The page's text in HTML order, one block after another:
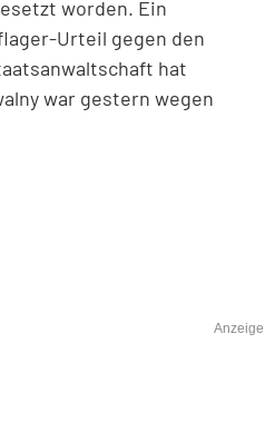
worden. Ein
Urteil gegen den
hat
war gestern wegen
Anzeige